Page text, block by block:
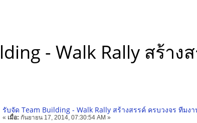
- Walk Rally สร้า
รับจัด Team Building - Walk Rally สร้างสรรค์ ครบวงจร ทีมง
« เมื่อ: กันยายน 17, 2014, 07:30:54 AM »